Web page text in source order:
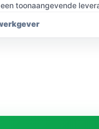
toonaangevende